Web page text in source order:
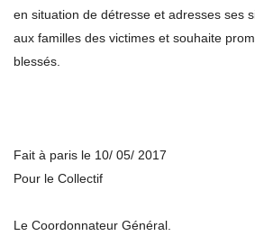
en situation de détresse et adresses ses
aux familles des victimes et souhaite
blessés.
Fait à paris le 10/ 05/ 2017
Pour le Collectif
Le Coordonnateur Général.